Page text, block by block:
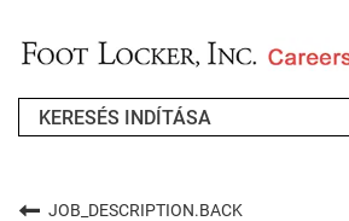
JOB_DESCRIPTION.BACK